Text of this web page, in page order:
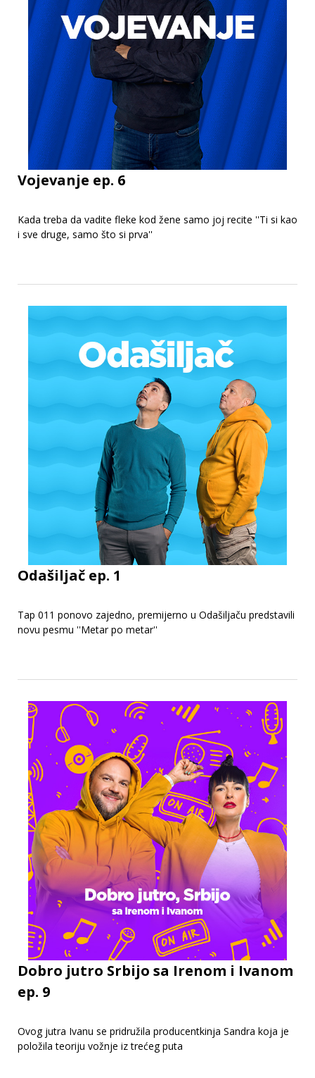
Vojevanje ep. 6
Kada treba da vadite fleke kod žene samo joj recite ''Ti si kao
i sve druge, samo što si prva''
Odašiljač ep. 1
Tap 011 ponovo zajedno, premijerno u Odašiljaču predstavili
novu pesmu ''Metar po metar''
Dobro jutro Srbijo sa Irenom i Ivanom
ep. 9
Ovog jutra Ivanu se pridružila producentkinja Sandra koja je
položila teoriju vožnje iz trećeg puta